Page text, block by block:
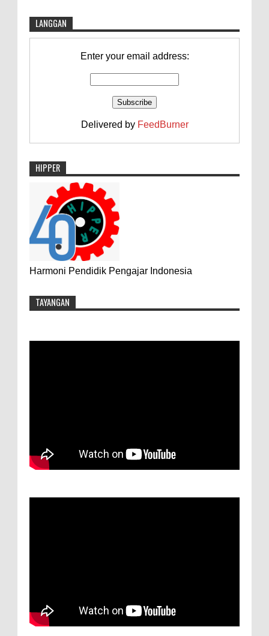
LANGGAN
Enter your email address:
Delivered by FeedBurner
HIPPER
Harmoni Pendidik Pengajar Indonesia
TAYANGAN